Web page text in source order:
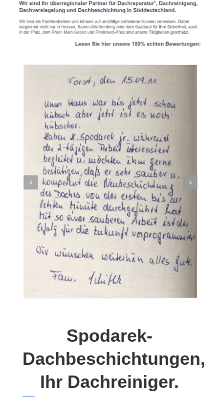
Spodarek-
Dachbeschichtungen,
Ihr Dachreiniger.